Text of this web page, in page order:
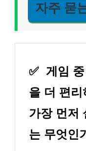
자주 묻
✅ 게임
을 더 편리
가장 먼저
는 무엇인